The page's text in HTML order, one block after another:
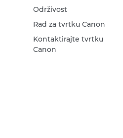
Održivost
Rad za tvrtku Canon
Kontaktirajte tvrtku
Canon